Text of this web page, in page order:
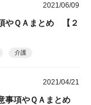
2021/06/09
やＱＡまとめ 【２
介護
2021/04/21
項やＱＡまとめ